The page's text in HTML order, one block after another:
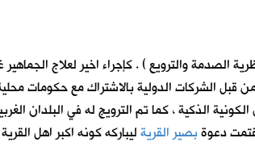
والترويع ) . كإجراء اخير لعلاج
قبل الشركات الدولية بالاشتراك مع حكومات
الذكية ، كما تم الترويج له في البلدان
دعوةبصير القريةليباركه كونه اكبر اهل